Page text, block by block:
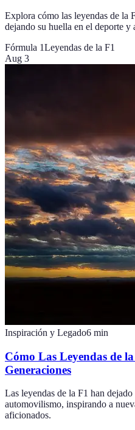
Explora cómo las leyendas de la
dejando su huella en el deporte y
Fórmula 1Leyendas de la F1
Aug 3
Inspiración y Legado6 min
Cómo Las Leyendas de
Generaciones
Las leyendas de la F1 han
automovilismo, inspirando a
aficionados.